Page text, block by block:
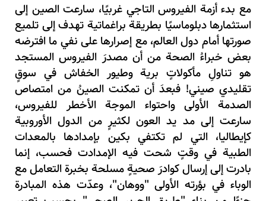
مع بدء أزمة الفيروس التاجي غربيًا، سارعت الصين إلى
استثمارها دبلوماسيًا بطريقة براغماتية تهدف إلى تلميع
صورتها أمام دول العالم، مع إصرارها على نفي ما افترضه
بعض خبراءُ الصحة من أن مصدرَ الفيروس المستجد
هو تناولِ مأكولاتٍ برية وطيور الخفاش في سوقٍ
تقليدي صيني! فبعدَ أن تمكنت الصينُ من امتصاص
الصدمة الأولى واحتواء الموجة الأخطر للفيروس،
سارعت إلى مد يد العون لكثيرٍ من الدول الأوروبية
كإيطاليا، التي لم تكتفي بكين بإمدادها بالمعدات
الطبية في وقتٍ شحت فيه الإمدادت فحسب، إنما
بادرت إلى إرسال كوادرَ صحيةٍ مسلحة بخبرة التعامل مع
الوباء في بؤرته الأولى "ووهان"، وعدّت هذه المبادرة